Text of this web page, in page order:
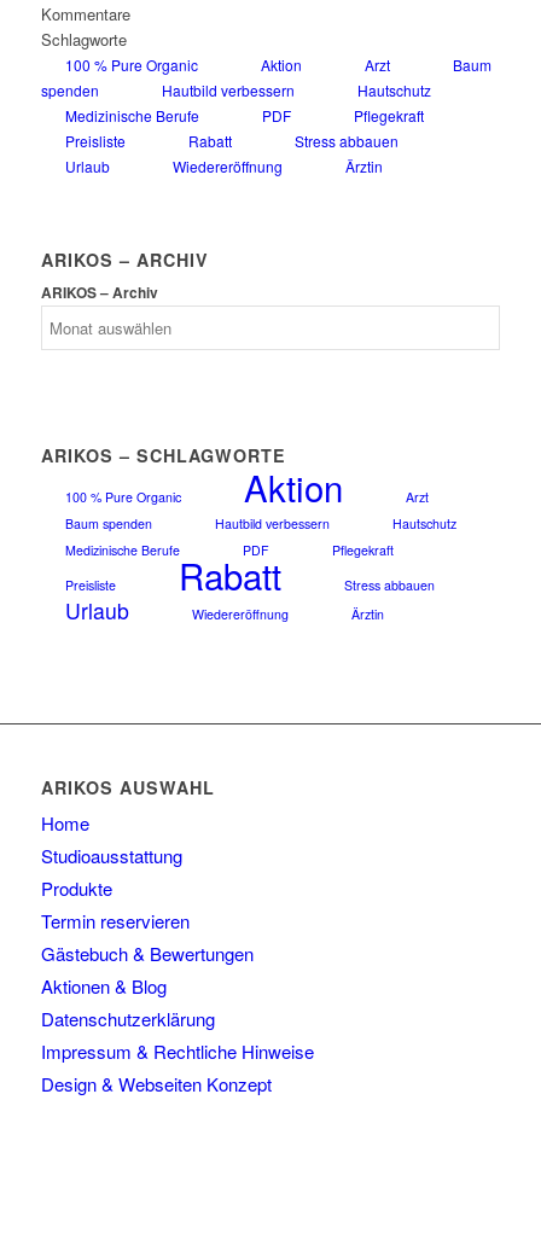
Kommentare
Schlagworte
100 % Pure Organic Aktion Arzt
Baum
spenden
Hautbild verbessern
Hautschutz
Medizinische Berufe
PDF
Pflegekraft
Preisliste
Rabatt
Stress abbauen
Urlaub
Wiedereröffnung Ärztin
ARIKOS – ARCHIV
ARIKOS – Archiv
ARIKOS – SCHLAGWORTE
100 % Pure Organic Aktion
Arzt
Baum spenden
Hautbild verbessern
Hautschutz
Medizinische Berufe
PDF
Pflegekraft
Preisliste
Rabatt Stress abbauen
Urlaub Wiedereröffnung Ärztin
ARIKOS AUSWAHL
Home
Studioausstattung
Produkte
Termin reservieren
Gästebuch & Bewertungen
Aktionen & Blog
Datenschutzerklärung
Impressum & Rechtliche Hinweise
Design & Webseiten Konzept